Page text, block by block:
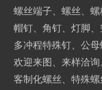
螺丝端子、螺丝、螺
帽钉、角钉、灯脚、
多冲程特殊钉、公
欢迎来图、来样洽询
客制化螺丝、特殊